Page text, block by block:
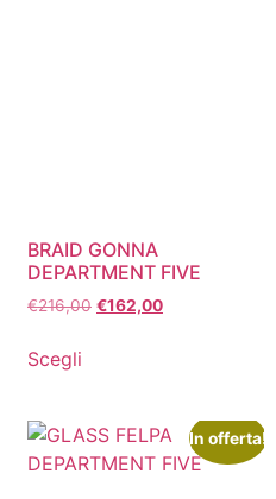
BRAID GONNA
DEPARTMENT FIVE
€216,00 €162,00
Scegli
In offerta!